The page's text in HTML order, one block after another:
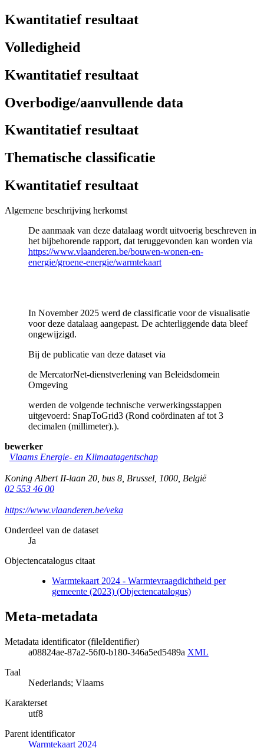
Kwantitatief resultaat
Volledigheid
Kwantitatief resultaat
Overbodige/aanvullende data
Kwantitatief resultaat
Thematische classificatie
Kwantitatief resultaat
Algemene beschrijving herkomst
De aanmaak van deze datalaag wordt uitvoerig beschreven in
het bijbehorende rapport, dat teruggevonden kan worden via
https://www.vlaanderen.be/bouwen-wonen-en-
energie/groene-energie/warmtekaart
In November 2025 werd de classificatie voor de visualisatie
voor deze datalaag aangepast. De achterliggende data bleef
ongewijzigd.
Bij de publicatie van deze dataset via
de MercatorNet-dienstverlening van Beleidsdomein
Omgeving
werden de volgende technische verwerkingsstappen
uitgevoerd: SnapToGrid3 (Rond coördinaten af tot 3
decimalen (millimeter).).
bewerker
Vlaams Energie- en Klimaatagentschap
Koning Albert II-laan 20, bus 8 Brussel 1000 België
02 553 46 00
https://www.vlaanderen.be/veka
Onderdeel van de dataset
Ja
Objectencatalogus citaat
Warmtekaart 2024 - Warmtevraagdichtheid per
gemeente (2023) (Objectencatalogus)
Meta-metadata
Metadata identificator (fileIdentifier)
a08824ae-87a2-56f0-b180-346a5ed5489a XML
Taal
Nederlands; Vlaams
Karakterset
utf8
Parent identificator
Warmtekaart 2024